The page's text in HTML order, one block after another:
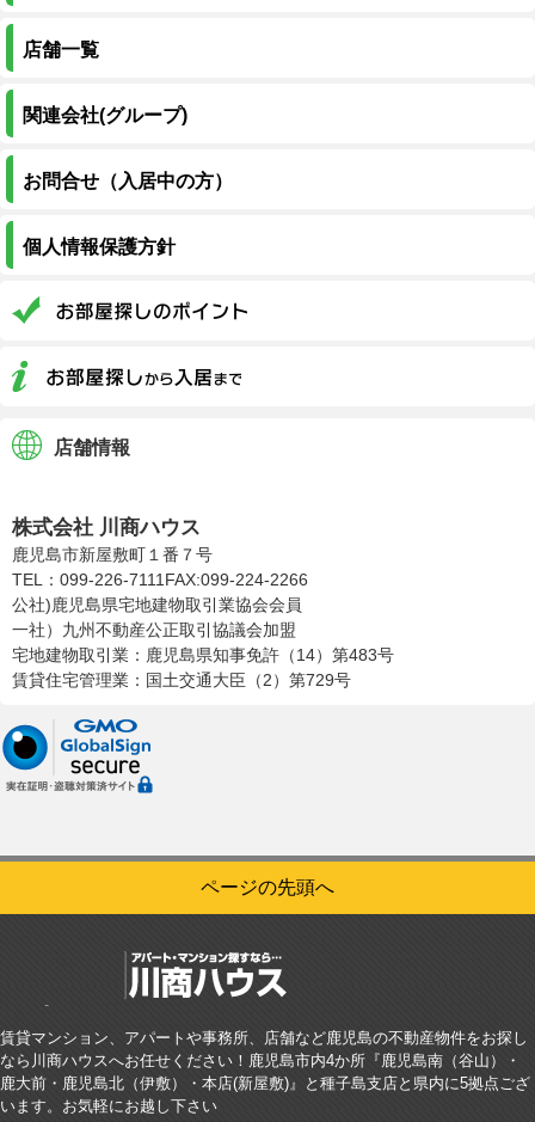
店舗一覧
関連会社(グループ)
お問合せ（入居中の方）
個人情報保護方針
店舗情報
株式会社 川商ハウス
鹿児島市新屋敷町１番７号
TEL：099-226-7111 FAX:099-224-2266
公社)鹿児島県宅地建物取引業協会会員
一社）九州不動産公正取引協議会加盟
宅地建物取引業：鹿児島県知事免許（14）第483号
賃貸住宅管理業：国土交通大臣（2）第729号
ページの先頭へ
賃貸マンション、アパートや事務所、店舗など鹿児島の不動産物件をお探し
なら川商ハウスへお任せください！鹿児島市内4か所『鹿児島南（谷山）・
鹿大前・鹿児島北（伊敷）・本店(新屋敷)』と種子島支店と県内に5拠点ござ
います。お気軽にお越し下さい